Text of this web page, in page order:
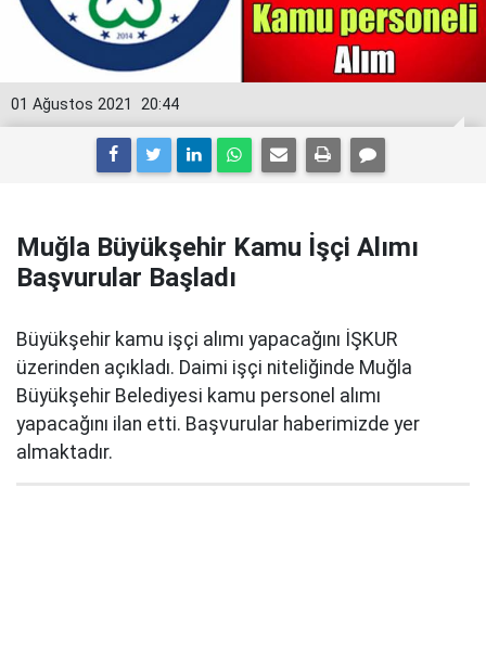
20:44
01 Ağustos 2021
Muğla Büyükşehir Kamu İşçi Alımı
Başvurular Başladı
Büyükşehir kamu işçi alımı yapacağını İŞKUR
üzerinden açıkladı. Daimi işçi niteliğinde Muğla
Büyükşehir Belediyesi kamu personel alımı
yapacağını ilan etti. Başvurular haberimizde yer
almaktadır.